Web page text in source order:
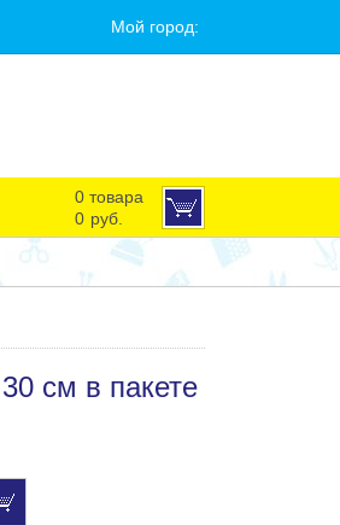
Мой город:
0 товара
0 руб.
см в пакете